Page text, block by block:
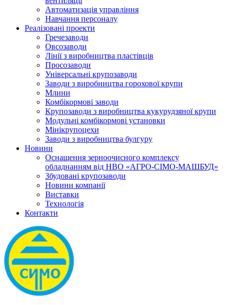
Автоматизація управління
Навчання персоналу
Реалізовані проекти
Гречезаводи
Овсозаводи
Лінії з виробництва пластівців
Просозаводи
Універсальні крупозаводи
Заводи з виробництва горохової крупи
Млини
Комбікормові заводи
Крупозаводи з виробництва кукурудзяної крупи
Модульні комбікормові установки
Мінікрупоцехи
Заводи з виробництва булгуру
Новини
Оснащення зерноочисного комплексу
обладнанням від НВО «АГРО-СІМО-МАШБУД»
Збудовані крупозаводи
Новини компанії
Виставки
Технологія
Контакти